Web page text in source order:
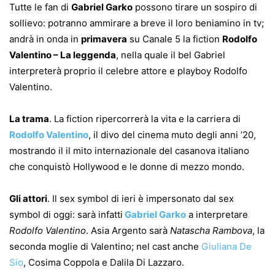
Tutte le fan di Gabriel Garko possono tirare un sospiro di
sollievo: potranno ammirare a breve il loro beniamino in tv;
andrà in onda in primavera su Canale 5 la fiction Rodolfo
Valentino – La leggenda, nella quale il bel Gabriel
interpreterà proprio il celebre attore e playboy Rodolfo
Valentino.
La trama. La fiction ripercorrerà la vita e la carriera di
Rodolfo Valentino, il divo del cinema muto degli anni ’20,
mostrando il il mito internazionale del casanova italiano
che conquistò Hollywood e le donne di mezzo mondo.
Gli attori. Il sex symbol di ieri è impersonato dal sex
symbol di oggi: sarà infatti Gabriel Garko a interpretare
Rodolfo Valentino. Asia Argento sarà Natascha Rambova, la
seconda moglie di Valentino; nel cast anche Giuliana De
Sio, Cosima Coppola e Dalila Di Lazzaro.